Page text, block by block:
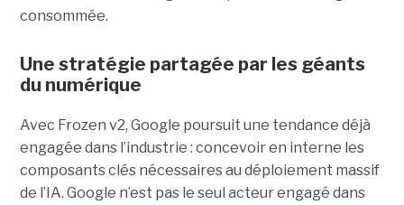
consommée.
Une stratégie partagée par les géants
du numérique
Avec Frozen v2, Google poursuit une tendance déjà
engagée dans l’industrie : concevoir en interne les
composants clés nécessaires au déploiement massif
de l’IA. Google n’est pas le seul acteur engagé dans